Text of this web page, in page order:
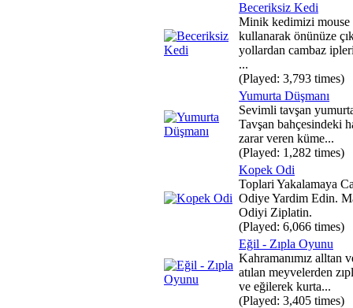
Beceriksiz Kedi
Minik kedimizi mouse
kullanarak önünüze
yollardan cambaz
...
(Played: 3,793 times)
Yumurta Düşmanı
Sevimli tavşan
Tavşan bahçesindeki
zarar veren küme...
(Played: 1,282 times)
Kopek Odi
Toplari Yakalamaya
Odiye Yardim Edin.
Odiyi Ziplatin.
(Played: 6,066 times)
Eğil - Zıpla Oyunu
Kahramanımız alltan
atılan meyvelerden
ve eğilerek kurta...
(Played: 3,405 times)